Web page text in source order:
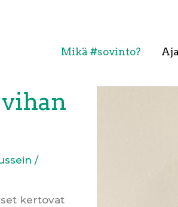
Mikä #sovinto?
/
kertovat